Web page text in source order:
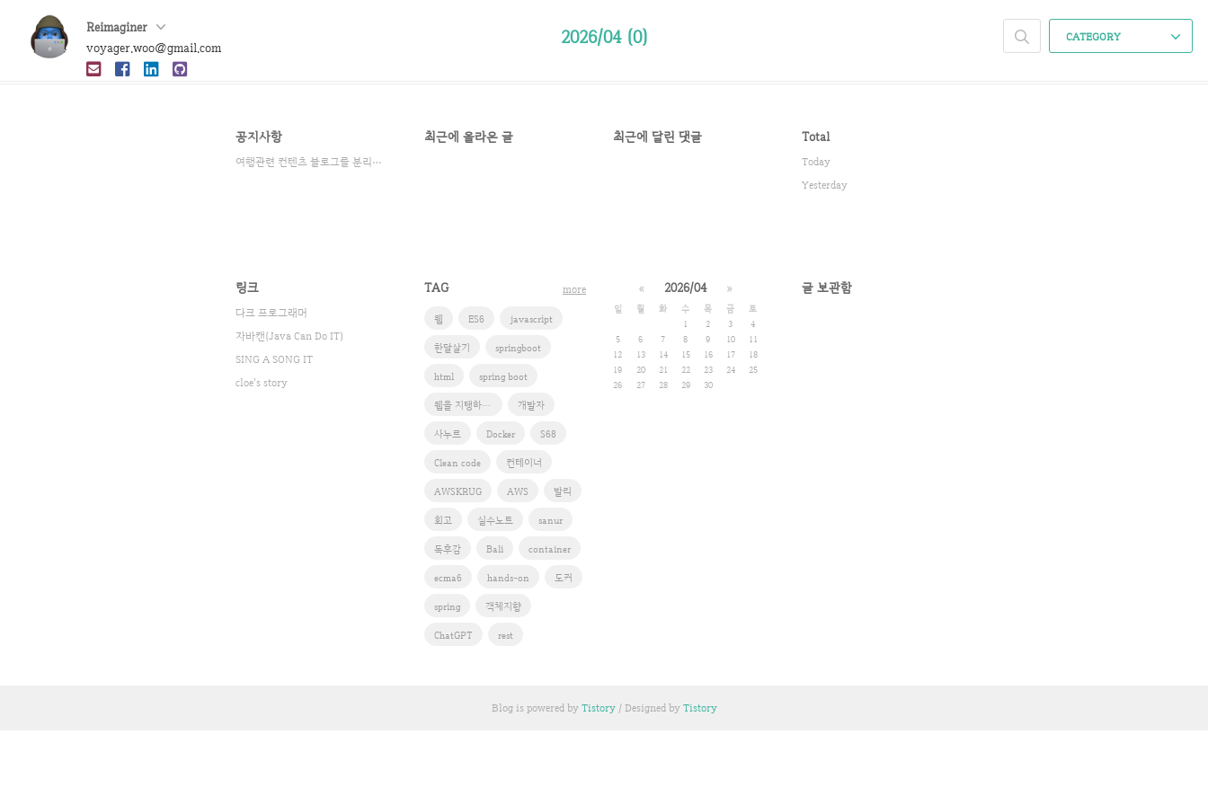
Reimaginer
voyager.woo@gmail.com
CATEGORY
2026/04 (0)
공지사항
여행관련 컨텐츠 블로그를 분리했습니다.
최근에 올라온 글 최근에 달린 댓글 Total
Today
Yesterday
링크
다크 프로그래머
자바캔(Java Can Do IT)
SING A SONG IT
cloe's story
TAG
웹 ES6 javascript
한달살기 springboot
html spring boot
웹을 지탱하는 기술 개발자
사누르 Docker S68
Clean code 컨테이너
AWSKRUG AWS 발리
회고 실수노트 sanur
독후감 Bali container
ecma6 hands-on 도커
spring 객체지향
ChatGPT rest
more « 2026/04 »
일 월 화 수 목 금
토
1
2 3
4
5
6 7 8 9 10
11
12
13 14 15 16 17
18
19
20 21 22 23 24
25
26
27 28 29 30
글 보관함
Blog is powered byTistory/ Designed byTistory